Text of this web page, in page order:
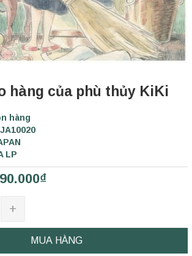
hàng của phù thủy KiKi
hàng
LP
+
MUA HÀNG